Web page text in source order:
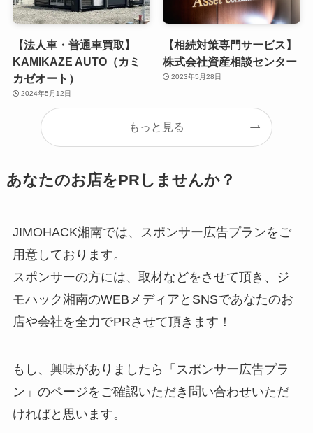
【法人車・普通車買取】
KAMIKAZE AUTO（カミ
カゼオート）
2024年5月12日
【相続対策専門サービス】
株式会社資産相談センター
2023年5月28日
もっと見る
あなたのお店をPRしませんか？
JIMOHACK湘南では、スポンサー広告プランをご
用意しております。
スポンサーの方には、取材などをさせて頂き、ジ
モハック湘南のWEBメディアとSNSであなたのお
店や会社を全力でPRさせて頂きます！
もし、興味がありましたら「スポンサー広告プラ
ン」のページをご確認いただき問い合わせいただ
ければと思います。